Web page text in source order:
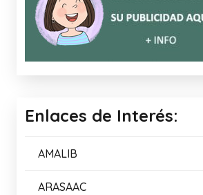
Enlaces de Interés:
AMALIB
ARASAAC